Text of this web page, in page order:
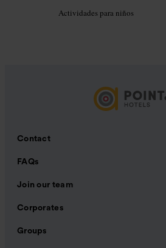
Actividades para niños
Contact
FAQs
Join our team
Corporates
Groups